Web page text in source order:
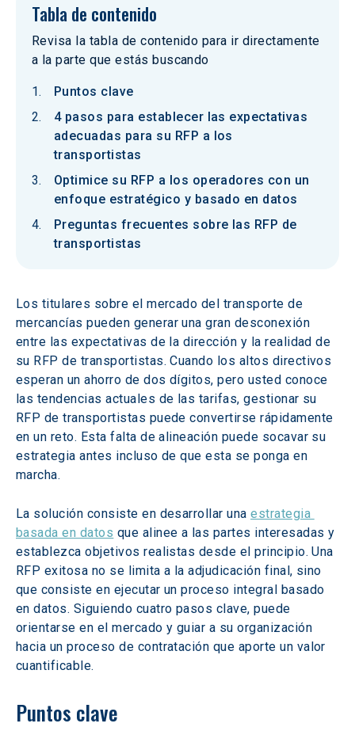
Tabla de contenido
Revisa la tabla de contenido para ir directamente
a la parte que estás buscando
Puntos clave
4 pasos para establecer las expectativas
adecuadas para su RFP a los
transportistas
Optimice su RFP a los operadores con un
enfoque estratégico y basado en datos
Preguntas frecuentes sobre las RFP de
transportistas
Los titulares sobre el mercado del transporte de
mercancías pueden generar una gran desconexión
entre las expectativas de la dirección y la realidad de
su RFP de transportistas. Cuando los altos directivos
esperan un ahorro de dos dígitos, pero usted conoce
las tendencias actuales de las tarifas, gestionar su
RFP de transportistas puede convertirse rápidamente
en un reto. Esta falta de alineación puede socavar su
estrategia antes incluso de que esta se ponga en
marcha.
La solución consiste en desarrollar una estrategia
basada en datos que alinee a las partes interesadas y
establezca objetivos realistas desde el principio. Una
RFP exitosa no se limita a la adjudicación final, sino
que consiste en ejecutar un proceso integral basado
en datos. Siguiendo cuatro pasos clave, puede
orientarse en el mercado y guiar a su organización
hacia un proceso de contratación que aporte un valor
cuantificable.
Puntos clave